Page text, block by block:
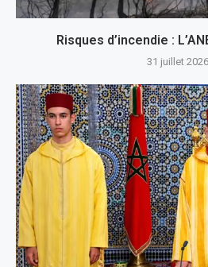
Risques d’incendie :
31 juillet 2026